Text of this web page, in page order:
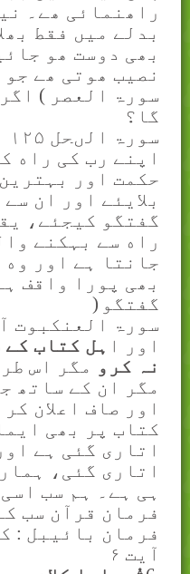
راھنمائی ھے۔
بدلے ميں فقط
بھی دوست ھو
نصيب ھوتی ھے جو
سورۃ العصر )
گا؟
سورۃ الںحل ۱۲۵
اپنے رب کی راه
حکمت اور
بلایئے اور ان
گفتگو کیجئے،
راه سے بہکنے
جانتا ہے اور
بھی پورا واقف
گفتگو )
سورۃ العنکبوت
اور ا ہل کتاب
نہ کرو مگر اس
مگر ان کے ساتھ
اور صاف اعلان
کتاب پر بھی
اتاری گئی ہے
اتاری گئی،
ہی ہے۔ ہم سب
فرمان قرآن سب
فرمان بائيبل :
آيت ۶